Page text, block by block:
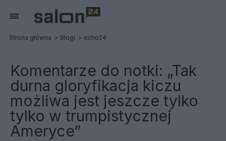
Strona główna Blogi echo24
Komentarze do notki: „Tak
durna gloryfikacja kiczu
możliwa jest jeszcze tylko
tylko w trumpistycznej
Ameryce”